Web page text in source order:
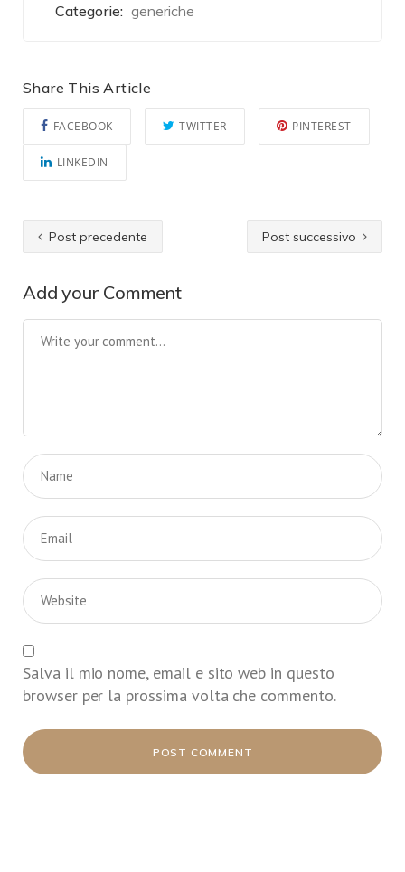
Categorie: generiche
Share This Article
FACEBOOK TWITTER PINTEREST
LINKEDIN
Post precedente Post successivo
Add your Comment
Salva il mio nome, email e sito web in questo
browser per la prossima volta che commento.